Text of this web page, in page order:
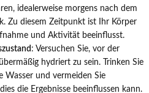
idealerweise morgens nach dem
Zu diesem Zeitpunkt ist Ihr Körper
und Aktivität beeinflusst.
: Versuchen Sie, vor der
hydriert zu sein. Trinken Sie
Wasser und vermeiden Sie
die Ergebnisse beeinflussen kann.